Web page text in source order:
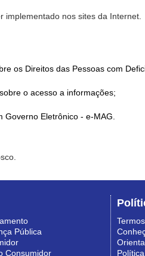
implementado nos sites da Internet.
os Direitos das Pessoas com
o acesso a informações;
Governo Eletrônico - e-MAG.
Pública
Consumidor